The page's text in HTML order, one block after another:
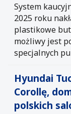
System
2025 roku
plastikowe
możliwy jest
specjalnych
Hyundai
Corollę,
polskich